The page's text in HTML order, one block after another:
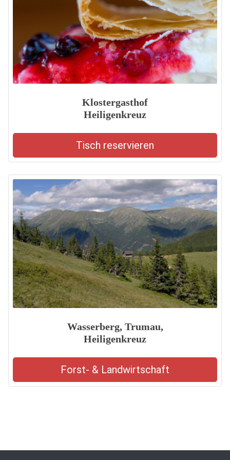
Klostergasthof
Heiligenkreuz
Tisch reservieren
Wasserberg, Trumau,
Heiligenkreuz
Forst- & Landwirtschaft